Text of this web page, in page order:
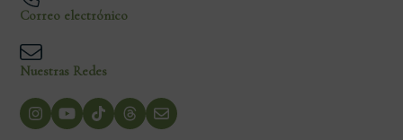
Correo electrónico
Nuestras Redes